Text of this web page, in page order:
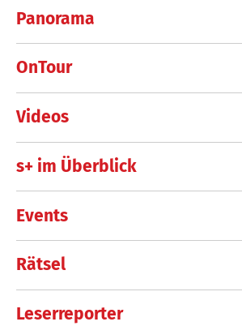
Panorama
OnTour
Videos
s+ im Überblick
Events
Rätsel
Leserreporter